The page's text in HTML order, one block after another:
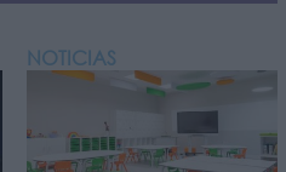
NOTICIAS